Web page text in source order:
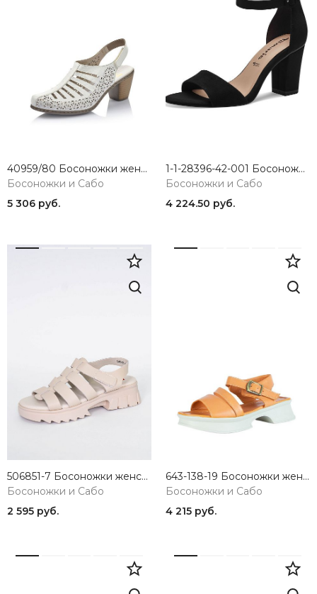
40959/80 Босоножки женские Rieker
Босоножки и Сабо
5 306 руб.
1-1-28396-42-001 Босоножки женские Tamaris Essentials
Босоножки и Сабо
4 224.50 руб.
506851-7 Босоножки женские TOFA
Босоножки и Сабо
2 595 руб.
643-138-19 Босоножки женские SandM
Босоножки и Сабо
4 215 руб.